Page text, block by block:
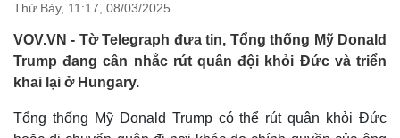
Nhận diện sự thật
Việc làm
Biển đảo
Thứ Bảy, 11:17, 08/03/2025
VOV.VN - Tờ Telegraph đưa tin, Tổng thống Mỹ Donald
Trump đang cân nhắc rút quân đội khỏi Đức và triển
khai lại ở Hungary.
Tổng thống Mỹ Donald Trump có thể rút quân khỏi Đức